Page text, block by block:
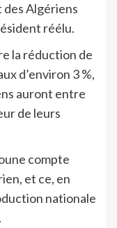
des Algériens
réélu.
la réduction de
d’environ 3 %,
auront entre
de leurs
compte
et ce, en
nationale